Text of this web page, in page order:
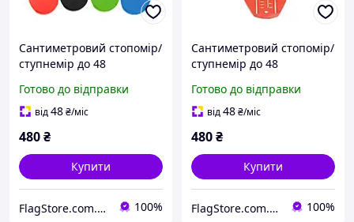
Сантиметровий стопомір/
ступнемір до 48
мірка Гайдера/Хайдера,
лінійка для визначення
Готово до відправки
від48₴/міс
480₴
Купити
FlagStore.com.ua 100%
Сантиметровий стопомір/
ступнемір до 48
мірка Гайдера/Хайдера,
лінійка для визначення
Готово до відправки
від48₴/міс
480₴
Купити
FlagStore.com.ua 100%